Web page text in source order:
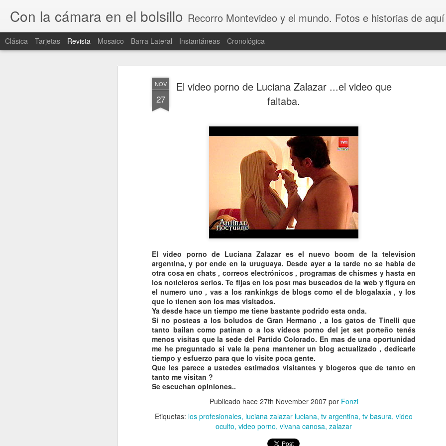
NOV
27
El video porno de Luciana Zalazar ...el video que
faltaba.
Elvideo porno de Luciana Zalazares el nuevoboom de la television
argentina, y por ende en la uruguaya. Desde ayer a la tarde no se habla de
otra cosa en chats, correos electrónicos, programas de chismes y hasta en
los noticieros serios. Te fijas en los post mas buscados de la web y figura en
el numero uno , vas a losrankinkgs de blogs como el de blogalaxia, y los
que lo tienen son los mas visitados.
Ya desde hace un tiempo me tiene bastante podrido esta onda.
Si no posteas a los boludos de Gran Hermano , a los gatos de Tinelli que
tanto bailan como patinan o a losvideos porno del jet setporteñotenés
menos visitas que la sede del Partido Colorado. En mas de una oportunidad
me he preguntado si vale la pena mantener un blog actualizado , dedicarle
tiempo y esfuerzo para que lo visite poca gente.
Que les parece a ustedes estimados visitantes y blogerosque de tanto en
tanto me visitan ?
Se escuchan opiniones..
Publicado hace 27th November 2007por Fonzi
Etiquetas: los profesionales luciana zalazar luciana tv argentina tv basura video
oculto video porno vivana canosa zalazar
Con la cámara en el bolsillo Recorro Montevideo y el mundo. Fotos e historias de
Clásica Tarjetas Revista Mosaico Barra Lateral Instantáneas Cronológica
20 INVENTOS
INVENTOS. Y en este video
CAE OVNI EN